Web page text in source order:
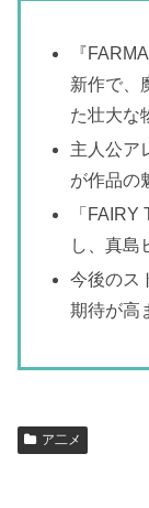
『
新作で、
た壮大な
主人公ア
が作品の
「
し、真島
今後のス
期待が高
ア二メ